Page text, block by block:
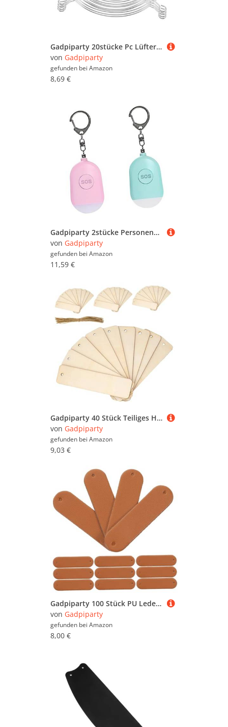
Gadpiparty 20stücke Pc Lüftergitter Mit Schrauben Schutzgitter Aus Verzinktem Für Optimale Kühlung Und Staubschutz Desktop Und Tower-gehäusen
von Gadpiparty
gefunden bei Amazon
8,69 €
Gadpiparty 2stücke Personensicherheitsalarm Mit Led-licht Tragbarer Notfallalarm Kompakt Und Einfach Zu Bedienen Für Schutz Und
von Gadpiparty
gefunden bei Amazon
11,59 €
Gadpiparty 40 Stück Teiliges Holz-lesezeichen Blanko mit Löchern Natürliche Rechteckige Holzanhänger zum Bemalen DIY Holz-ornament Tags für Bastelprojekte Geschenkdekoration und Organisation
von Gadpiparty
gefunden bei Amazon
9,03 €
Gadpiparty 100 Stück PU Leder Blanko Etiketten mit Löchern Handmade Labels für Häkel Strickprojekte Langlebige Schicke Aufnäh Etiketten für Kleidung und DIY Accessoires Schokoladenbraun
von Gadpiparty
gefunden bei Amazon
8,00 €